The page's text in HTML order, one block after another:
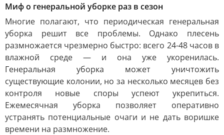
Миф о генеральной уборке раз в сезон
Многие полагают, что периодическая генеральная
уборка решит все проблемы. Однако плесень
размножается чрезмерно быстро: всего 24-48 часов в
влажной среде — и она уже укоренилась.
Генеральная уборка может уничтожить
существующие колонии, но за несколько месяцев без
контроля новые споры успеют укрепиться.
Ежемесячная уборка позволяет оперативно
устранять потенциальные очаги и не дать воришке
времени на размножение.